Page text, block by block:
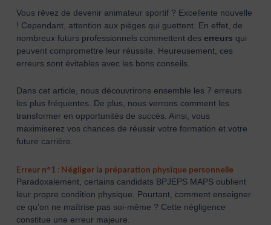
Vous rêvez de devenir animateur sportif ? Excellente nouvelle
! Cependant, attention aux pièges qui guettent. En effet, de
nombreux futurs professionnels commettent des erreurs qui
peuvent compromettre leur réussite. Heureusement, ces
erreurs sont évitables avec les bons conseils.
Dans cet article, nous découvrirons ensemble les 7 erreurs
les plus fréquentes. De plus, nous verrons comment les
transformer en opportunités de succès. Ainsi, vous
maximiserez vos chances de réussir votre formation et votre
future carrière.
Erreur n°1 : Négliger la préparation physique personnelle
Paradoxalement, certains candidats BPJEPS MAPS oublient
leur propre condition physique. Pourtant, comment enseigner
ce qu’on ne maîtrise pas soi-même ? Cette négligence
constitue une erreur majeure.